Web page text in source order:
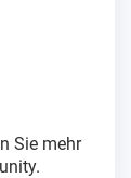
Sie mehr